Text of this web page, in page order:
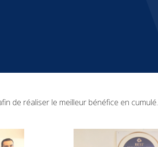
de réaliser le meilleur bénéfice en cumulé.